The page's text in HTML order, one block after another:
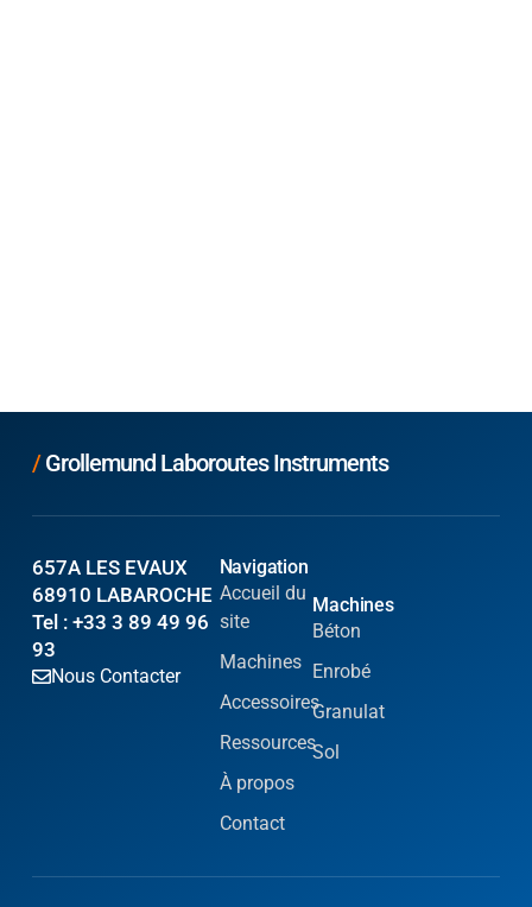
/Grollemund Laboroutes Instruments
657A LES EVAUX
68910 LABAROCHE
Tel : +33 3 89 49 96
93
Nous Contacter
Navigation
Accueil du
site
Machines
Accessoires
Ressources
À propos
Contact
Machines
Béton
Enrobé
Granulat
Sol